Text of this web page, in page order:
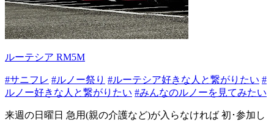
ルーテシア RM5M
#サニフレ #ルノー祭り #ルーテシア好きな人と繋がりたい #
ルノー好きな人と繋がりたい #みんなのルノーを見てみたい
来週の日曜日 急用(親の介護など)が入らなければ 初･参加し